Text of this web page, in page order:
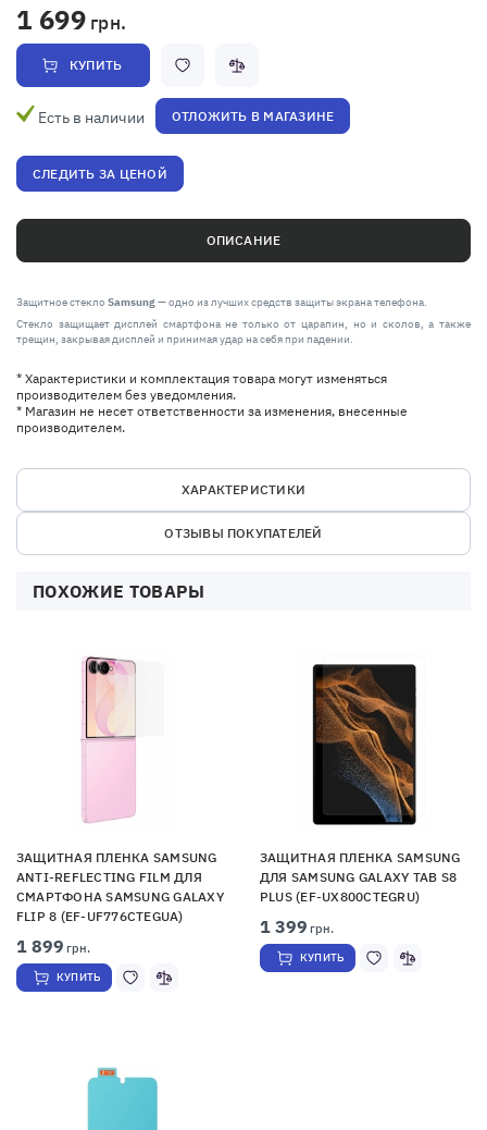
1 699 грн.
КУПИТЬ
Есть в наличии ОТЛОЖИТЬ В МАГАЗИНЕ
СЛЕДИТЬ ЗА ЦЕНОЙ
ОПИСАНИЕ
Защитное стекло Samsung— одно из лучших средств защиты экрана телефона.
Стекло защищает дисплей смартфона не только от царапин, но и сколов, а также
трещин, закрывая дисплей и принимая удар на себя при падении.
* Характеристики и комплектация товара могут изменяться
производителем без уведомления.
* Магазин не несет ответственности за изменения, внесенные
производителем.
ХАРАКТЕРИСТИКИ
ОТЗЫВЫ ПОКУПАТЕЛЕЙ
ПОХОЖИЕ ТОВАРЫ
ЗАЩИТНАЯ ПЛЕНКА SAMSUNG
ANTI-REFLECTING FILM ДЛЯ
СМАРТФОНА SAMSUNG GALAXY
FLIP 8 (EF-UF776CTEGUA)
1 899 грн.
КУПИТЬ
ЗАЩИТНАЯ ПЛЕНКА SAMSUNG
ДЛЯ SAMSUNG GALAXY TAB S8
PLUS (EF-UX800CTEGRU)
1 399 грн.
КУПИТЬ